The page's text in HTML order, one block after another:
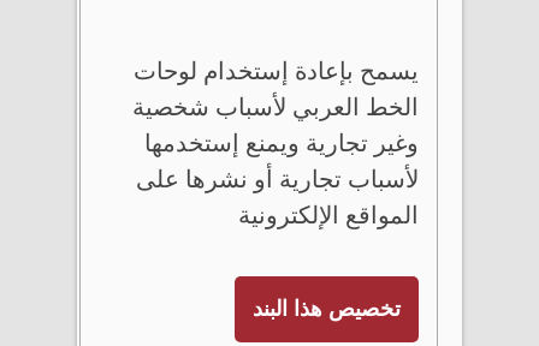
يسمح بإعادة إستخدام لوحات
الخط العربي لأسباب شخصية
وغير تجارية ويمنع إستخدمها
لأسباب تجارية أو نشرها على
المواقع الإلكترونية
تخصيص هذا البند